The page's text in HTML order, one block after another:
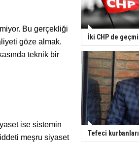
Bu gerçekliği
göze almak.
teknik bir
ise sistemin
meşru siyaset
İki CHP de
Tefeci